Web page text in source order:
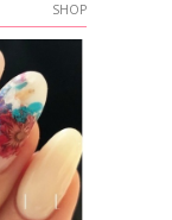
SHOP